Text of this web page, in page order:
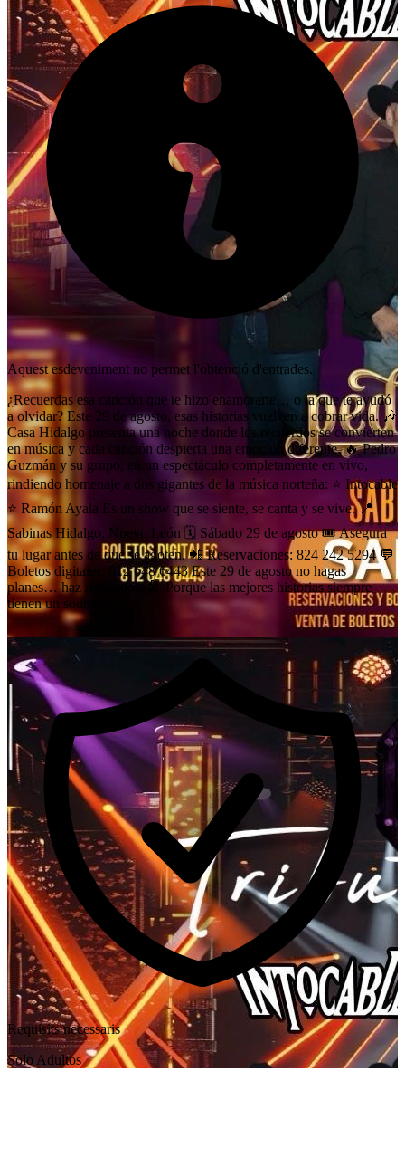
Aquest esdeveniment no permet l'obtenció d'entrades.
¿Recuerdas esa canción que te hizo enamorarte… o la que te ayudó
a olvidar? Este 29 de agosto, esas historias vuelven a cobrar vida. 🎶
Casa Hidalgo presenta una noche donde los recuerdos se convierten
en música y cada canción despierta una emoción diferente. 🔥 Pedro
Guzmán y su grupo, en un espectáculo completamente en vivo,
rindiendo homenaje a dos gigantes de la música norteña: ⭐ Intocable
⭐ Ramón Ayala Es un show que se siente, se canta y se vive. 📍
Sabinas Hidalgo, Nuevo León 🗓️ Sábado 29 de agosto 🎟️ Asegura
tu lugar antes de que se agoten. 📲 Reservaciones: 824 242 5294 💬
Boletos digitales: 812 648 6443 Este 29 de agosto no hagas
planes… haz recuerdos. 🎤 Porque las mejores historias siempre
tienen un soundtrack…
Requisits necessaris
Solo Adultos